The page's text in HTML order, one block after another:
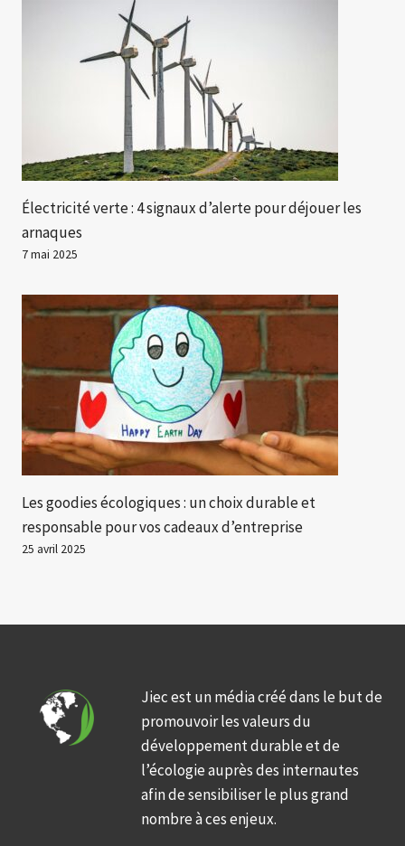
Électricité verte : 4 signaux d’alerte pour déjouer les
arnaques
7 mai 2025
Les goodies écologiques : un choix durable et
responsable pour vos cadeaux d’entreprise
25 avril 2025
Jiec est un média créé dans le but de
promouvoir les valeurs du
développement durable et de
l’écologie auprès des internautes
afin de sensibiliser le plus grand
nombre à ces enjeux.